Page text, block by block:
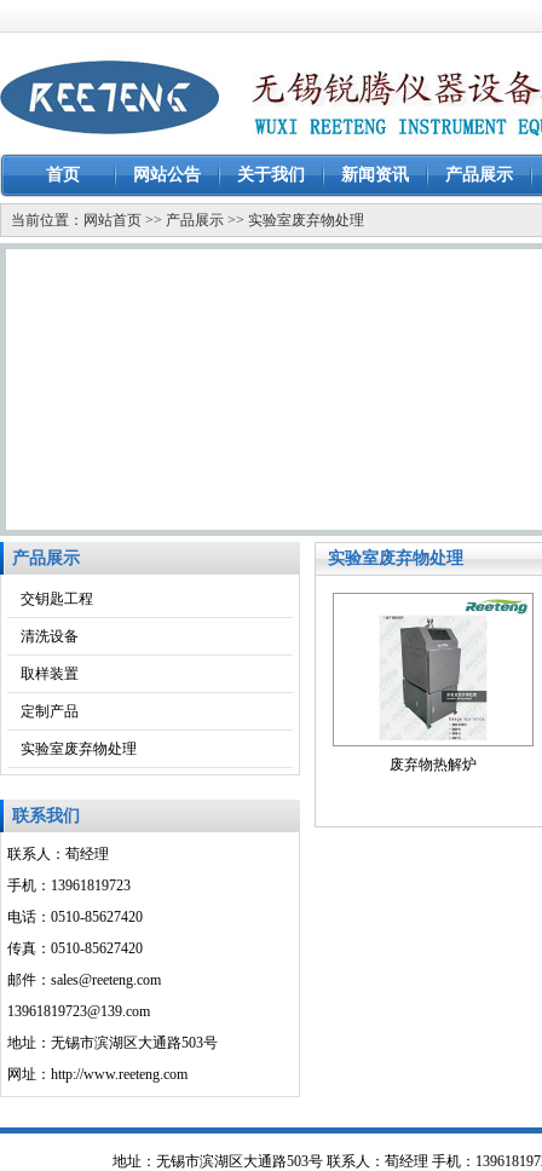
首页 网站公告 关于我们 新闻资讯 产品展示
当前位置： 网站首页 >> 产品展示 >> 实验室废弃物处理
产品展示
交钥匙工程
清洗设备
取样装置
定制产品
实验室废弃物处理
联系我们
联系人：荀经理
手机：13961819723
电话：0510-85627420
传真：0510-85627420
邮件：sales@reeteng.com
13961819723@139.com
地址：无锡市滨湖区大通路503号
网址：http://www.reeteng.com
实验室废弃物处理
废弃物热解炉
地址：无锡市滨湖区大通路503号 联系人：荀经理 手机：